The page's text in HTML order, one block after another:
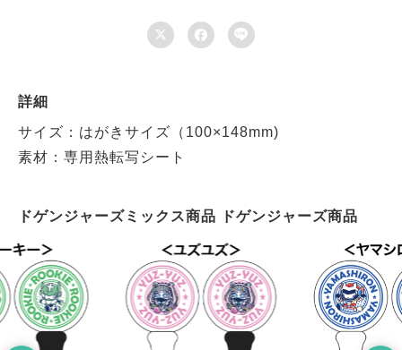
  
詳細
サイズ：はがきサイズ（100×148mm)
素材：専用熱転写シート
ドゲンジャーズミックス商品 ドゲンジャーズ商品